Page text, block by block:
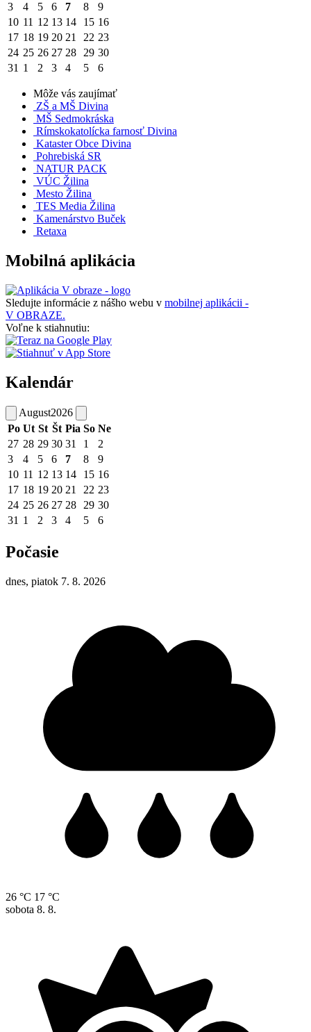
3
4 5 6 7 8
9
10 11 12 13 14 15 16
17 18 19 20 21 22 23
24 25 26 27 28 29 30
31 1 2 3 4 5 6
Môže vás zaujímať
ZŠ a MŠ Divina
MŠ Sedmokráska
Rímskokatolícka farnosť Divina
Kataster Obce Divina
Pohrebiská SR
NATUR PACK
VÚC Žilina
Mesto Žilina
TES Media Žilina
Kamenárstvo Buček
Retaxa
Mobilná aplikácia
Sledujte informácie z nášho webu v mobilnej aplikácii -
V OBRAZE.
Voľne k stiahnutiu:
Kalendár
August2026
Po Ut St Št Pia So Ne
27 28 29 30 31 1
2
3
4 5 6 7 8
9
10 11 12 13 14 15 16
17 18 19 20 21 22 23
24 25 26 27 28 29 30
31 1 2 3 4 5 6
Počasie
dnes, piatok 7. 8. 2026
26 °C 17 °C
sobota 8. 8.